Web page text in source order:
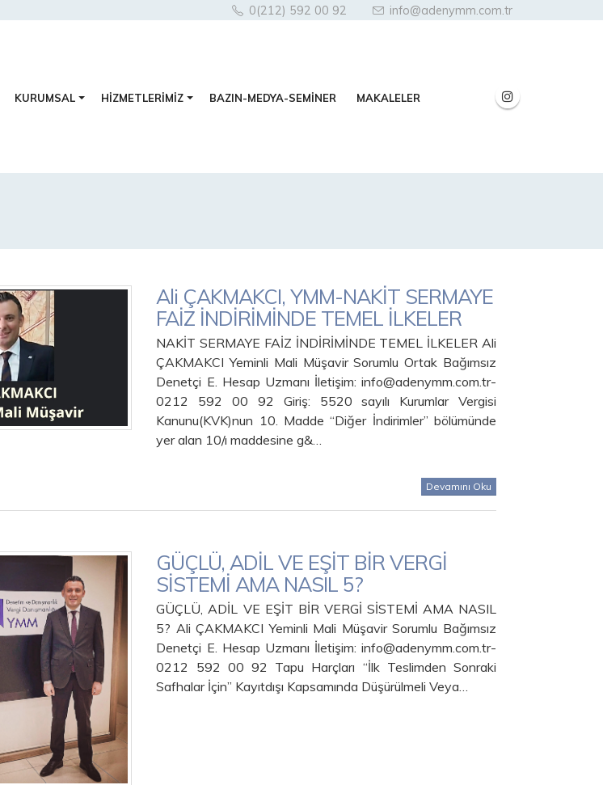
0(212) 592 00 92 info@adenymm.com.tr
KURUMSAL HİZMETLERİMİZ BAZIN-MEDYA-SEMİNER MAKALELER
Ali ÇAKMAKCI, YMM-NAKİT SERMAYE
FAİZ İNDİRİMİNDE TEMEL İLKELER
NAKİT SERMAYE FAİZ İNDİRİMİNDE TEMEL İLKELER Ali
ÇAKMAKCI Yeminli Mali Müşavir Sorumlu Ortak Bağımsız
Denetçi E. Hesap Uzmanı İletişim: info@adenymm.com.tr-
0212 592 00 92 Giriş: 5520 sayılı Kurumlar Vergisi
Kanunu(KVK)nun 10. Madde “Diğer İndirimler” bölümünde
yer alan 10/ı maddesine g&…
Devamını Oku
GÜÇLÜ, ADİL VE EŞİT BİR VERGİ
SİSTEMİ AMA NASIL 5?
GÜÇLÜ, ADİL VE EŞİT BİR VERGİ SİSTEMİ AMA NASIL
5? Ali ÇAKMAKCI Yeminli Mali Müşavir Sorumlu Bağımsız
Denetçi E. Hesap Uzmanı İletişim: info@adenymm.com.tr-
0212 592 00 92 Tapu Harçları “İlk Teslimden Sonraki
Safhalar İçin” Kayıtdışı Kapsamında Düşürülmeli Veya…